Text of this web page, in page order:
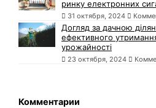
ринку електронних
31 октября, 2024
Догляд за дачною
ефективного
урожайності
23 октября, 2024
Комментарии